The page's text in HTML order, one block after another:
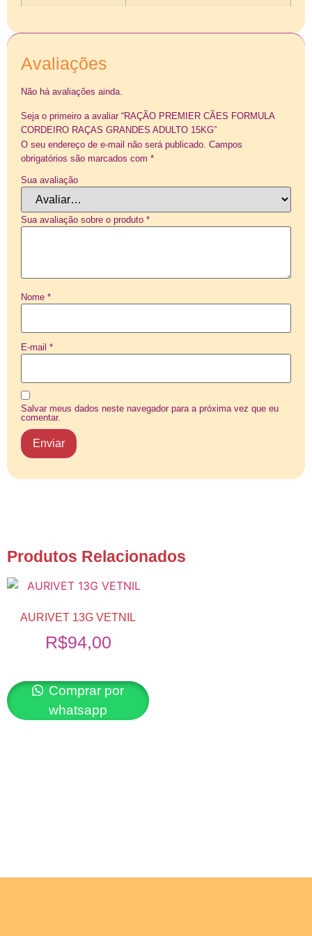
Avaliações
Não há avaliações ainda.
Seja o primeiro a avaliar “RAÇÃO PREMIER CÃES FORMULA
CORDEIRO RAÇAS GRANDES ADULTO 15KG”
O seu endereço de e-mail não será publicado. Campos
obrigatórios são marcados com *
Sua avaliação
Sua avaliação sobre o produto *
Nome *
E-mail *
Salvar meus dados neste navegador para a próxima vez que eu
comentar.
Produtos Relacionados
AURIVET 13G VETNIL
R$94,00
Comprar por
whatsapp